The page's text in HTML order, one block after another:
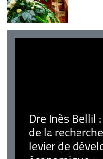
Dre Inès Bellil
de la
levier de